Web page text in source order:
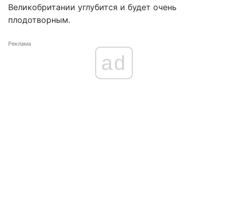
Великобритании углубится и будет очень
плодотворным.
Реклама
ad